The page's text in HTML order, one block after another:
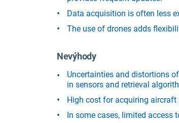
Data acquisition is often less
The use of drones adds
Nevýhody
Uncertainties and distortions
in sensors and retrieval
High cost for acquiring
In some cases, limited access